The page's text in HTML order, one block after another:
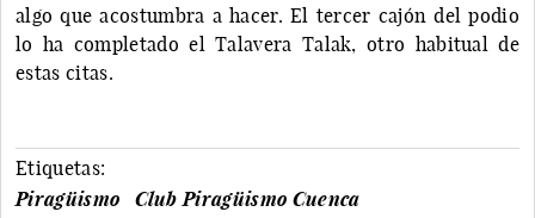
algo que acostumbra a hacer. El tercer cajón del podio
lo ha completado el Talavera Talak, otro habitual de
estas citas.
Etiquetas:
Piragüismo
Club Piragüismo Cuenca